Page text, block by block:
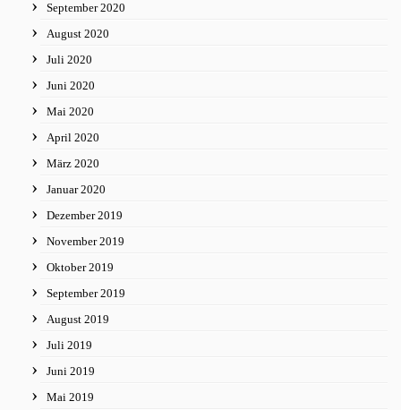
September 2020
August 2020
Juli 2020
Juni 2020
Mai 2020
April 2020
März 2020
Januar 2020
Dezember 2019
November 2019
Oktober 2019
September 2019
August 2019
Juli 2019
Juni 2019
Mai 2019